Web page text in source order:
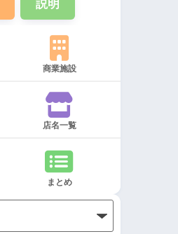
説明
商業施設
店名一覧
まとめ